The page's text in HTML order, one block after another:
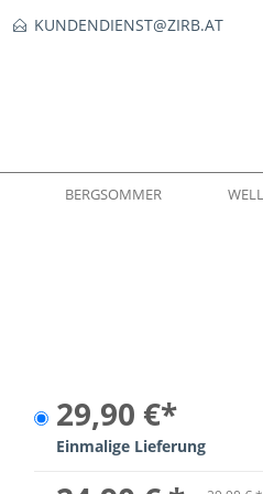
KUNDENDIENST@ZIRB.AT
BERGSOMMER
29,90 €*
Einmalige Lieferung